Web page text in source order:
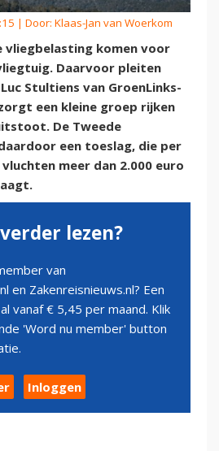
| Door: Klaas-Jan van Woerkom
vliegbelasting komen voor
Daarvoor pleiten
Stultiens van GroenLinks-
een kleine groep rijken
De Tweede
een toeslag, die per
meer dan 2.000 euro
lezen?
van
en Zakenreisnieuws.nl? Een
vanaf € 5,45 per maand. Klik
'Word nu member' button
Inloggen